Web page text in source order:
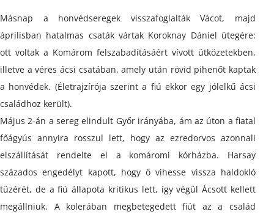
Másnap a honvédseregek visszafoglalták Vácot, majd
áprilisban hatalmas csaták vártak Koroknay Dániel ütegére:
ott voltak a Komárom felszabadításáért vívott ütközetekben,
illetve a véres ácsi csatában, amely után rövid pihenőt kaptak
a honvédek. (Életrajzírója szerint a fiú ekkor egy jólelkű ácsi
családhoz került).
Május 2-án a sereg elindult Győr irányába, ám az úton a fiatal
főágyús annyira rosszul lett, hogy az ezredorvos azonnali
elszállítását rendelte el a komáromi kórházba. Harsay
százados engedélyt kapott, hogy ő vihesse vissza haldokló
tüzérét, de a fiú állapota kritikus lett, így végül Ácsott kellett
megállniuk. A kolerában megbetegedett fiút az a család